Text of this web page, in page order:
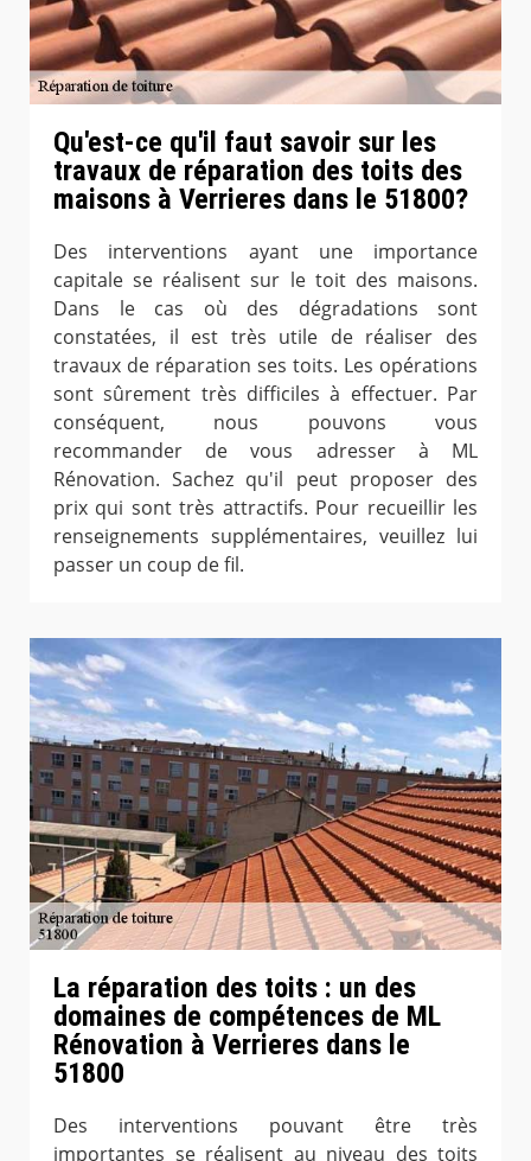
Qu'est-ce qu'il faut savoir sur les
travaux de réparation des toits des
maisons à Verrieres dans le 51800?
Des interventions ayant une importance
capitale se réalisent sur le toit des maisons.
Dans le cas où des dégradations sont
constatées, il est très utile de réaliser des
travaux de réparation ses toits. Les opérations
sont sûrement très difficiles à effectuer. Par
conséquent, nous pouvons vous
recommander de vous adresser à ML
Rénovation. Sachez qu'il peut proposer des
prix qui sont très attractifs. Pour recueillir les
renseignements supplémentaires, veuillez lui
passer un coup de fil.
La réparation des toits : un des
domaines de compétences de ML
Rénovation à Verrieres dans le
51800
Des interventions pouvant être très
importantes se réalisent au niveau des toits